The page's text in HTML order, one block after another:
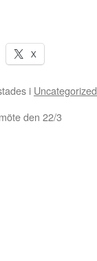
X
i Uncategorized
den 22/3